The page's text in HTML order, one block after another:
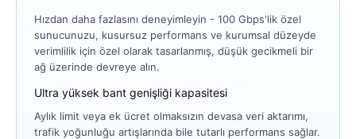
Hızdan daha fazlasını deneyimleyin - 100 Gbps'lik özel
sunucunuzu, kusursuz performans ve kurumsal düzeyde
verimlilik için özel olarak tasarlanmış, düşük gecikmeli bir
ağ üzerinde devreye alın.
Ultra yüksek bant genişliği kapasitesi
Aylık limit veya ek ücret olmaksızın devasa veri aktarımı,
trafik yoğunluğu artışlarında bile tutarlı performans sağlar.